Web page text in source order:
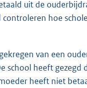
uit de
hoe
van een
school heeft
heeft niet